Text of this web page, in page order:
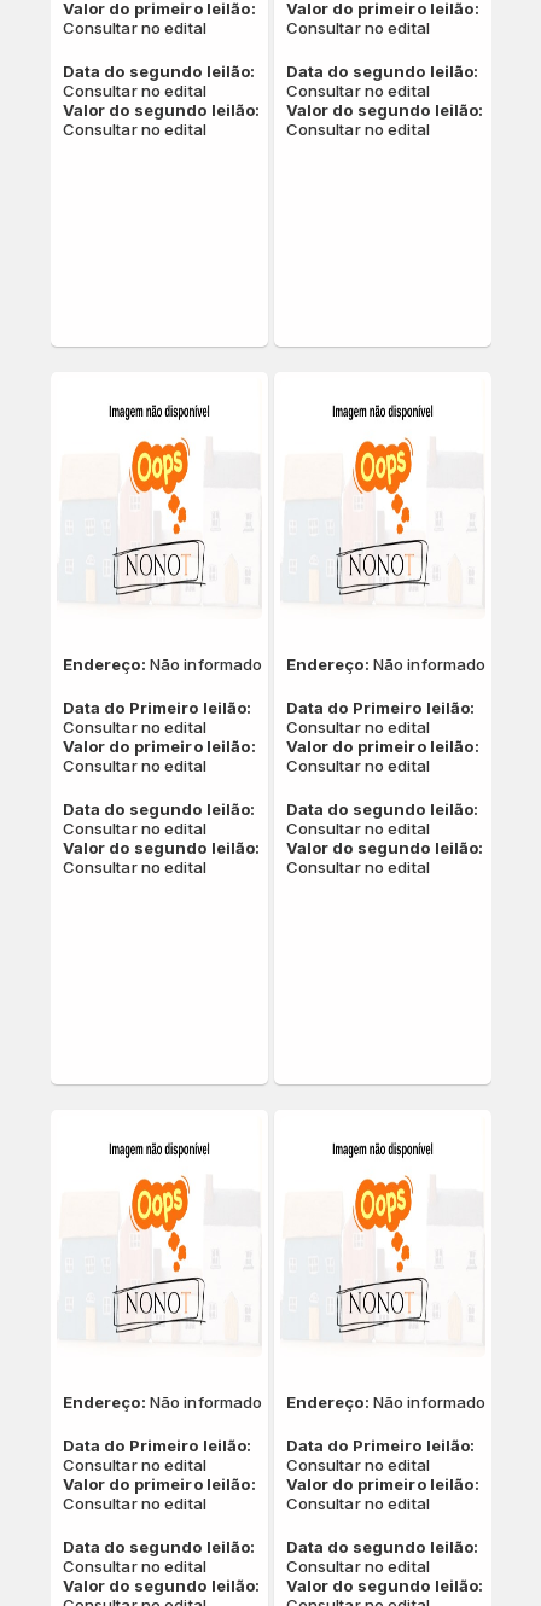
Valor do primeiro leilão:
Consultar no edital
Data do segundo leilão:
Consultar no edital
Valor do segundo leilão:
Consultar no edital
Valor do primeiro leilão:
Consultar no edital
Data do segundo leilão:
Consultar no edital
Valor do segundo leilão:
Consultar no edital
Endereço: Não informado
Data do Primeiro leilão:
Consultar no edital
Valor do primeiro leilão:
Consultar no edital
Data do segundo leilão:
Consultar no edital
Valor do segundo leilão:
Consultar no edital
Endereço: Não informado
Data do Primeiro leilão:
Consultar no edital
Valor do primeiro leilão:
Consultar no edital
Data do segundo leilão:
Consultar no edital
Valor do segundo leilão:
Consultar no edital
Endereço: Não informado
Data do Primeiro leilão:
Consultar no edital
Valor do primeiro leilão:
Consultar no edital
Data do segundo leilão:
Consultar no edital
Valor do segundo leilão:
Endereço: Não informado
Data do Primeiro leilão:
Consultar no edital
Valor do primeiro leilão:
Consultar no edital
Data do segundo leilão:
Consultar no edital
Valor do segundo leilão: